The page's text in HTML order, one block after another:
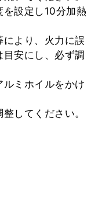
を設定し10分加熱
より、火力に誤
安にし、必ず調
ミホイルをかけ
してください。